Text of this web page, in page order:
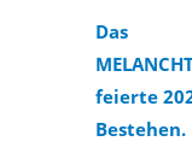
Das
feierte
Bestehen.